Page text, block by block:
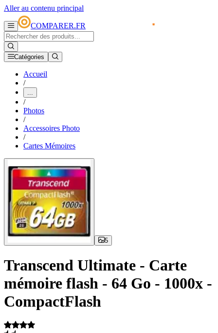
Aller au contenu principal
COMPARER.FR
Catégories
Accueil
/
...
/
Photos
/
Accessoires Photo
/
Cartes Mémoires
5
Transcend Ultimate - Carte
mémoire flash - 64 Go - 1000x -
CompactFlash